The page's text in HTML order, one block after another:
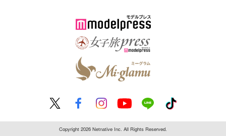
Copyright 2026 Netnative Inc. All Rights Reserved.